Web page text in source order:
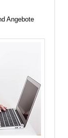
Angebote